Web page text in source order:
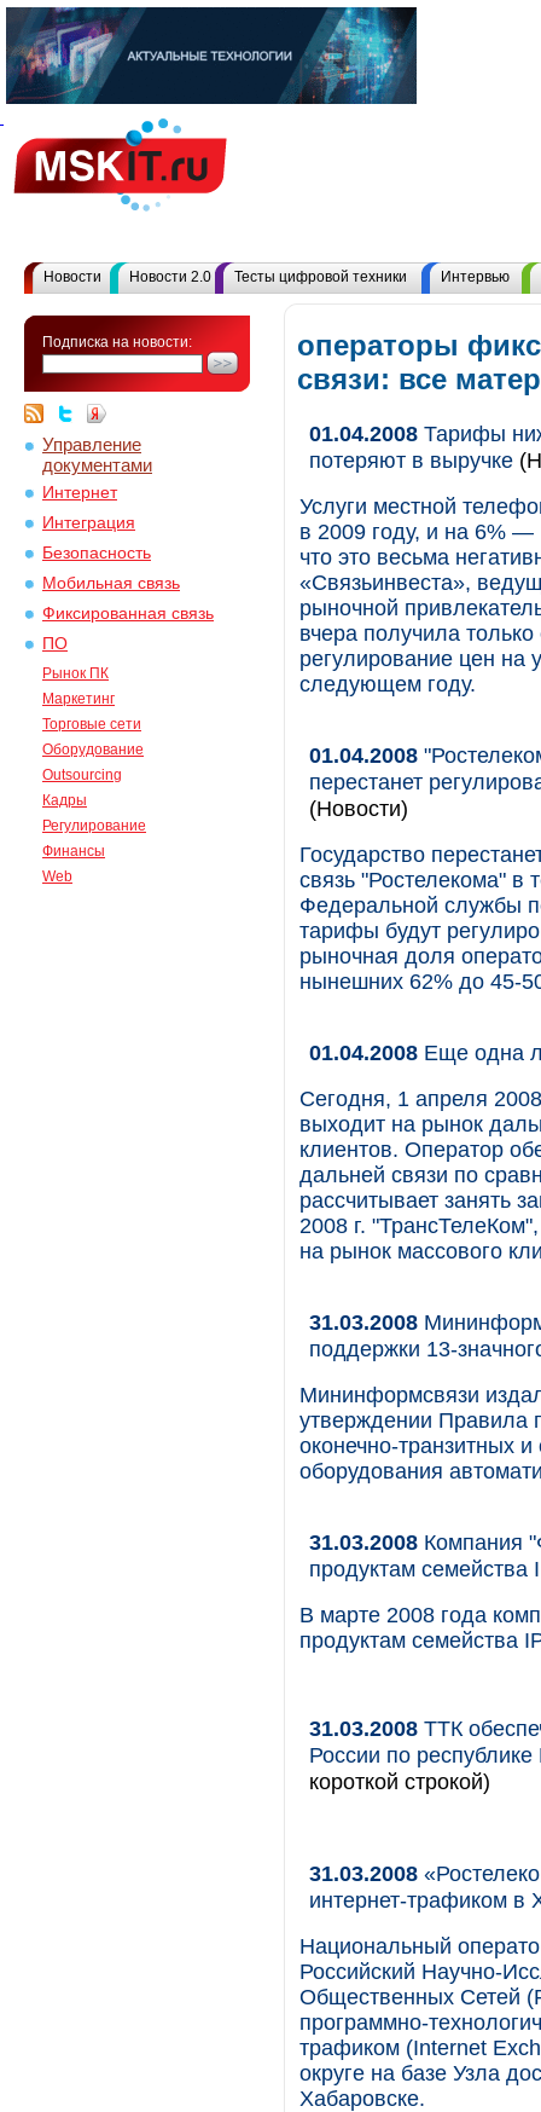
Новости Новости 2.0 Тесты цифровой техники Интервью
Подписка на новости:
Управление
документами
Интернет
Интеграция
Безопасность
Мобильная связь
Фиксированная связь
ПО
Рынок ПК
Маркетинг
Торговые сети
Оборудование
Outsourcing
Кадры
Регулирование
Финансы
Web
операторы
связи: все
01.04.2008 Тарифы
потеряют в выручке
Услуги местной
в 2009 году, и на 6%
что это весьма
«Связьинвеста»,
рыночной
вчера получила
регулирование цен на
следующем году.
01.04.2008
перестанет
(Новости)
Государство
связь "Ростелекома" в
Федеральной службы
тарифы будут
рыночная доля
нынешних 62% до 45-
01.04.2008 Еще одна
Сегодня, 1 апреля
выходит на рынок
клиентов. Оператор
дальней связи по
рассчитывает занять
2008 г.
на рынок массового
31.03.2008
поддержки 13-
Мининформсвязи
утверждении Правила
оконечно-транзитных
оборудования
31.03.2008 Компания
продуктам семейства
В марте 2008 года
продуктам семейства
31.03.2008 ТТК
России по
короткой строкой)
31.03.2008
интернет-трафиком в
Национальный
Российский Научно-
Общественных Сетей
программно-
трафиком (Internet
округе на базе Узла
Хабаровске.